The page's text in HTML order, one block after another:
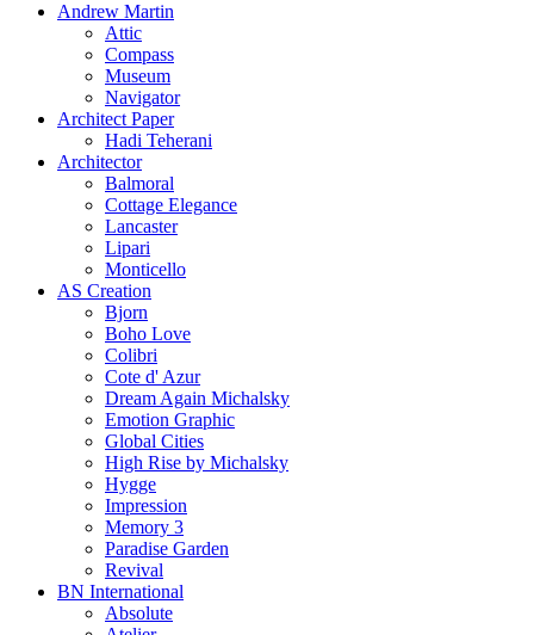
Andrew Martin
Attic
Compass
Museum
Navigator
Architect Paper
Hadi Teherani
Architector
Balmoral
Cottage Elegance
Lancaster
Lipari
Monticello
AS Creation
Bjorn
Boho Love
Colibri
Cote d' Azur
Dream Again Michalsky
Emotion Graphic
Global Cities
High Rise by Michalsky
Hygge
Impression
Memory 3
Paradise Garden
Revival
BN International
Absolute